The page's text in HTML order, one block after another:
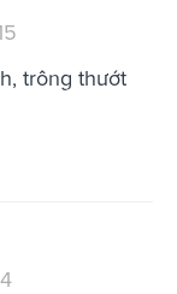
trông thướt